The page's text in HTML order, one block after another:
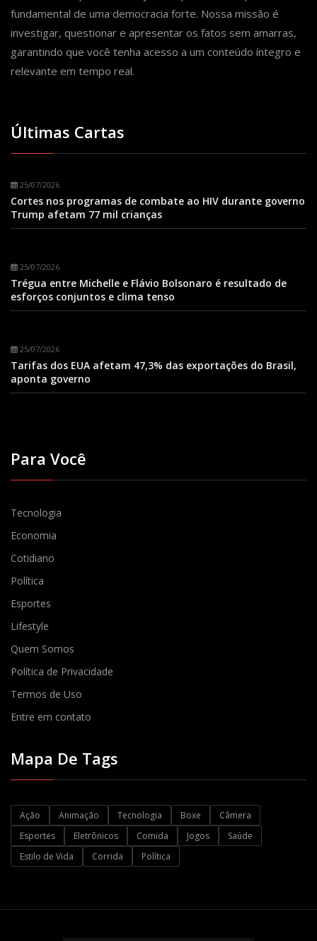
fundamental de uma democracia forte. Nossa missão é
investigar, questionar e apresentar os fatos sem amarras,
garantindo que você tenha acesso a um conteúdo íntegro e
relevante em tempo real.
Últimas Cartas
25/07/2026
Cortes nos programas de combate ao HIV durante governo
Trump afetam 77 mil crianças
25/07/2026
Trégua entre Michelle e Flávio Bolsonaro é resultado de
esforços conjuntos e clima tenso
25/07/2026
Tarifas dos EUA afetam 47,3% das exportações do Brasil,
aponta governo
Para Você
Tecnologia
Economia
Cotidiano
Política
Esportes
Lifestyle
Quem Somos
Política de Privacidade
Termos de Uso
Entre em contato
Mapa De Tags
Ação Animação Tecnologia Boxe
Câmera
Esportes
Eletrônicos Comida Jogos
Saúde
Estilo de Vida
Corrida Política